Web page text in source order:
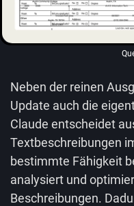
Neben der reinen
Update auch die
Claude entscheidet
Textbeschreibungen
bestimmte Fähigkeit
analysiert und
Beschreibungen.